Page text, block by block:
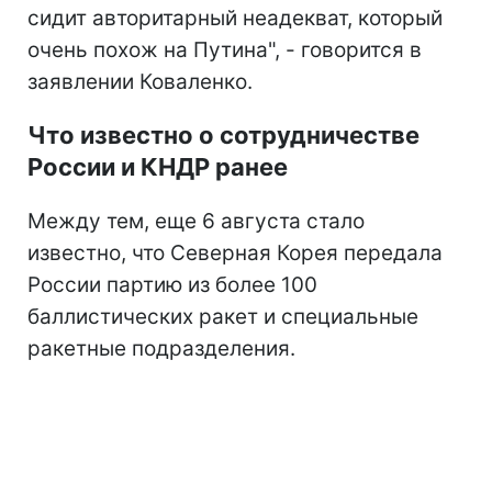
сидит авторитарный неадекват, который
очень похож на Путина", - говорится в
заявлении Коваленко.
Что известно о сотрудничестве
России и КНДР ранее
Между тем, еще 6 августа стало
известно, что Северная Корея передала
России партию из более 100
баллистических ракет и специальные
ракетные подразделения.